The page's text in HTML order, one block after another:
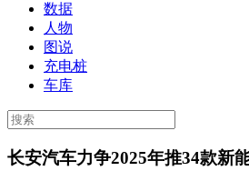
数据
人物
图说
充电桩
车库
长安汽车力争2025年推34款新